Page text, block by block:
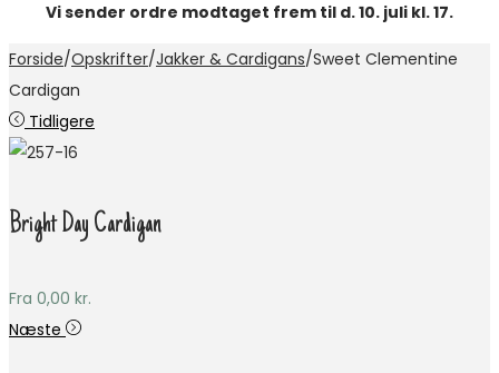
Vi sender ordre modtaget frem til d. 10. juli kl. 17.
Forside/Opskrifter/Jakker & Cardigans/Sweet Clementine
Cardigan
Tidligere
Bright Day Cardigan
Fra 0,00 kr.
Næste